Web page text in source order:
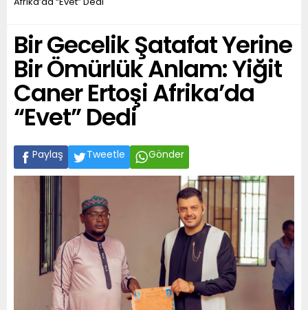
Afrika’da “Evet” Dedi
Bir Gecelik Şatafat Yerine
Bir Ömürlük Anlam: Yiğit
Caner Ertoşi Afrika’da
“Evet” Dedi
Paylaş Tweetle Gönder